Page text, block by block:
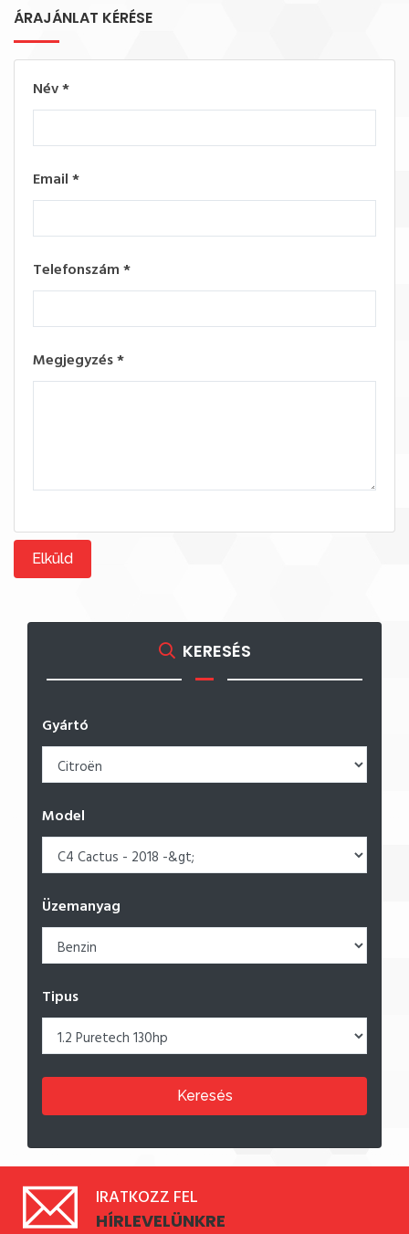
ÁRAJÁNLAT KÉRÉSE
Név*
Email*
Telefonszám*
Megjegyzés*
Elküld
KERESÉS
Gyártó
Model
Üzemanyag
Tipus
Keresés
IRATKOZZ FEL
HÍRLEVELÜNKRE